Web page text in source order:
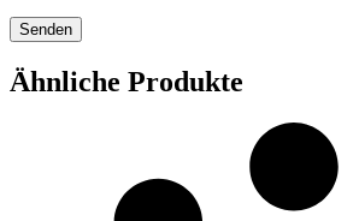
Ähnliche Produkte